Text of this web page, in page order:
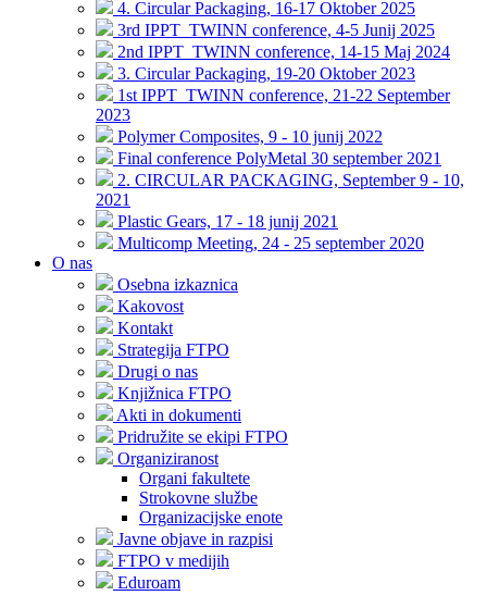
4. Circular Packaging, 16-17 Oktober 2025
3rd IPPT_TWINN conference, 4-5 Junij 2025
2nd IPPT_TWINN conference, 14-15 Maj 2024
3. Circular Packaging, 19-20 Oktober 2023
1st IPPT_TWINN conference, 21-22 September
2023
Polymer Composites, 9 - 10 junij 2022
Final conference PolyMetal 30 september 2021
2. CIRCULAR PACKAGING, September 9 - 10,
2021
Plastic Gears, 17 - 18 junij 2021
Multicomp Meeting, 24 - 25 september 2020
O nas
Osebna izkaznica
Kakovost
Kontakt
Strategija FTPO
Drugi o nas
Knjižnica FTPO
Akti in dokumenti
Pridružite se ekipi FTPO
Organiziranost
Organi fakultete
Strokovne službe
Organizacijske enote
Javne objave in razpisi
FTPO v medijih
Eduroam